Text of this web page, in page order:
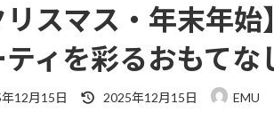
リスマス・年末年
ティを彩るおもてな
12月15日
最
2025年12月15日 EMU